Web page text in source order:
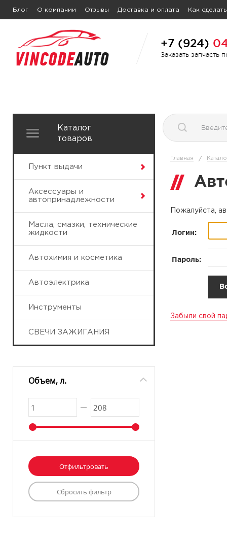
Блог О компании Отзывы Доставка и оплата Как
+7 (924)
Заказать запчасть
Каталог
товаров
Пункт выдачи
Аксессуары и
автопринадлежности
Масла, смазки, технические
жидкости
Автохимия и косметика
Автоэлектрика
Инструменты
СВЕЧИ ЗАЖИГАНИЯ
Объем, л.
Главная /
Пожалуйста,
Логин:
Пароль:
Забыли свой